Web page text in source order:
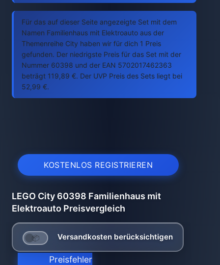
Für das auf dieser Seite angezeigte Set mit dem
Namen Familienhaus mit Elektroauto aus der
Themenreihe City haben wir für dich 1 Preis
gefunden. Der niedrigste Preis für das Set mit der
Nummer 60398 und der EAN 5702017462363
beträgt 119,89 €. Der UVP Preis des Sets liegt bei
52,99 €.
KOSTENLOS REGISTRIEREN
LEGO City 60398 Familienhaus mit
Elektroauto Preisvergleich
Versandkosten berücksichtigen
Preisfehler